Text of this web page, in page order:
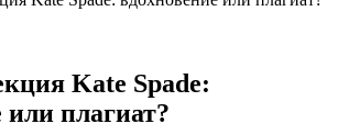
Kate Spade:
или плагиат?